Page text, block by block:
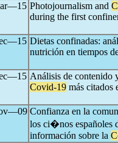
Photojournalism and
during the first
Dietas confinadas:
nutrición en tiempos
Análisis de contenido
Covid-19 más citados
Confianza en la
los ci�nos españoles
información sobre la